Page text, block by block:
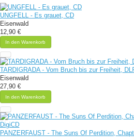
UNGFELL - Es grauet, CD
Eisenwald
12,90 €
In den Warenkorb
TARDIGRADA - Vom Bruch bis zur Freiheit,
Eisenwald
27,90 €
In den Warenkorb
PANZERFAUST - The Suns Of Perdition,